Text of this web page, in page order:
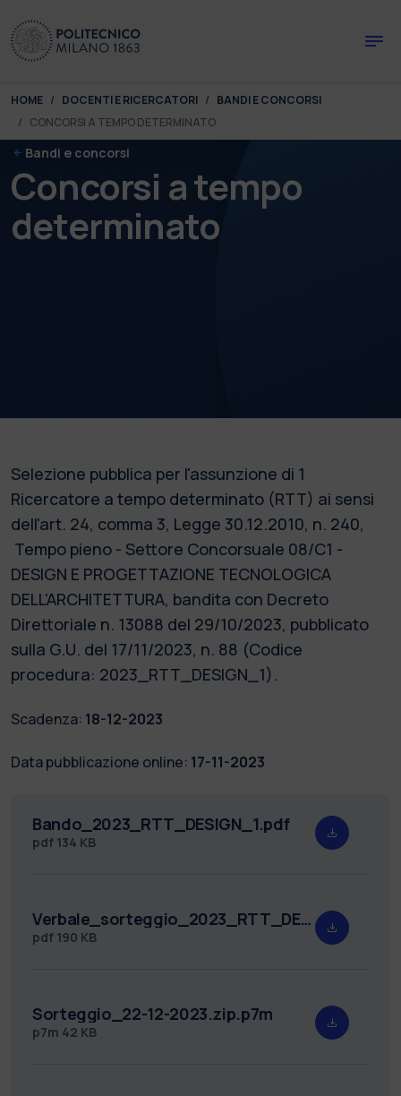
You are here:
HOME DOCENTI E RICERCATORI
BANDI E CONCORSI
CONCORSI A TEMPO DETERMINATO
Bandi e concorsi
Concorsi a tempo
determinato
Selezione pubblica per l'assunzione di 1
Ricercatore a tempo determinato (RTT) ai sensi
dell'art. 24, comma 3, Legge 30.12.2010, n. 240,
Tempo pieno - Settore Concorsuale 08/C1 -
DESIGN E PROGETTAZIONE TECNOLOGICA
DELL'ARCHITETTURA, bandita con Decreto
Direttoriale n. 13088 del 29/10/2023, pubblicato
sulla G.U. del 17/11/2023, n. 88 (Codice
procedura: 2023_RTT_DESIGN_1).
Scadenza: 18-12-2023
Data pubblicazione online: 17-11-2023
Bando_2023_RTT_DESIGN_1.pdf
pdf 134 KB
Verbale_sorteggio_2023_RTT_DESIGN_1.pdf
pdf 190 KB
Sorteggio_22-12-2023.zip.p7m
p7m 42 KB